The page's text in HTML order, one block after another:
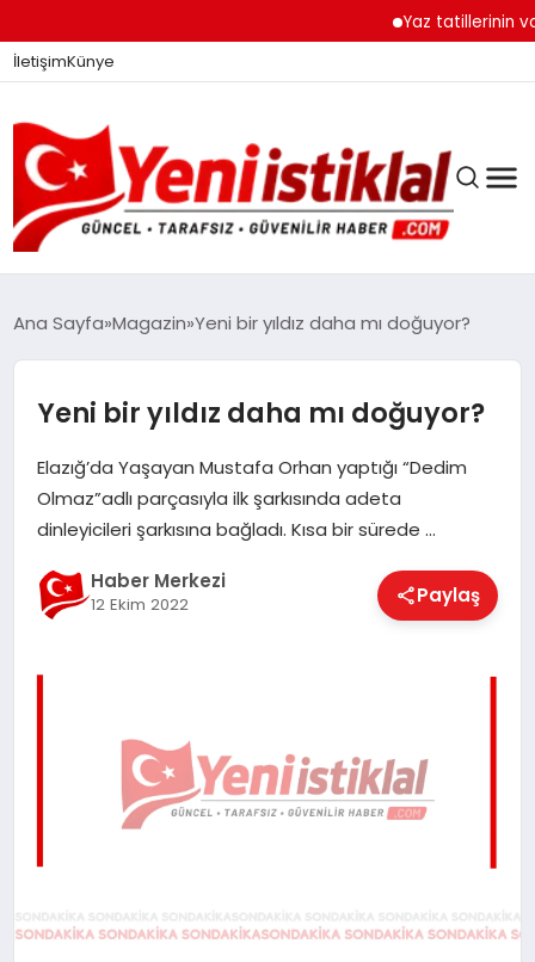
Yaz tatillerinin
İletişimKünye
DÜNYA
Ana Sayfa Magazin Yeni bir yıldız daha mı doğuyor?
Yeni bir yıldız daha mı doğuyor?
Elazığ’da Yaşayan Mustafa Orhan yaptığı “Dedim
Olmaz”adlı parçasıyla ilk şarkısında adeta
dinleyicileri şarkısına bağladı. Kısa bir sürede …
Haber Merkezi
12 Ekim 2022 Paylaş